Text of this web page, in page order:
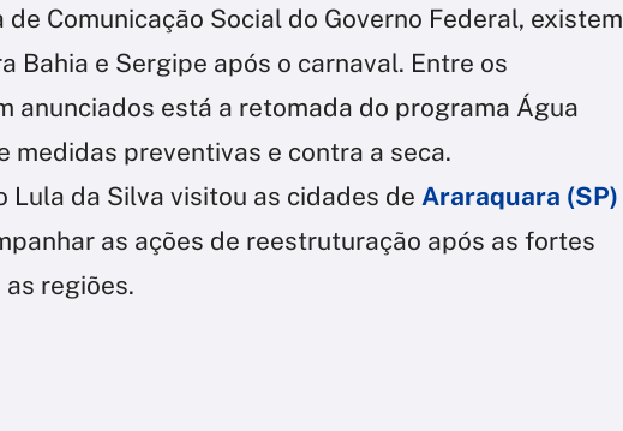
Comunicação Social do Governo Federal, existem
Bahia e Sergipe após o carnaval. Entre os
anunciados está a retomada do programa Água
medidas preventivas e contra a seca.
Lula da Silva visitou as cidades de Araraquara (SP)
as ações de reestruturação após as fortes
regiões.